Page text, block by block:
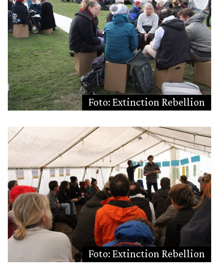
Foto: Extinction Rebellion
Foto: Extinction Rebellion